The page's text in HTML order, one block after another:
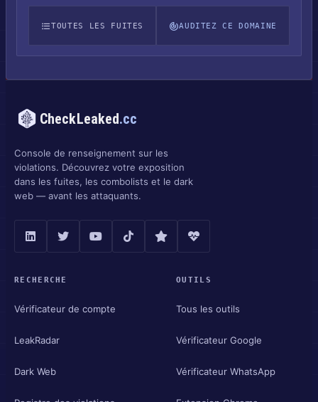
TOUTES LES FUITES AUDITEZ CE DOMAINE
CheckLeaked.cc
Console de renseignement sur les
violations. Découvrez votre exposition
dans les fuites, les combolists et le dark
web — avant les attaquants.
RECHERCHE
Vérificateur de compte
LeakRadar
Dark Web
OUTILS
Tous les outils
Vérificateur Google
Vérificateur WhatsApp